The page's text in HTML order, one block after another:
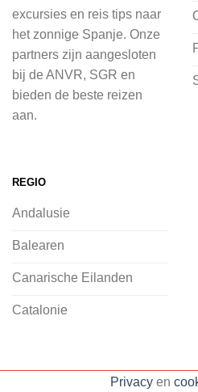
in de natuur.
Bij 2Spanje.nl begint de
voordat je het vliegtuig
inspiratie op te doen
vliegvakantie zoeken
2Spanje.nl, met een
klaarstaat om eventuele
beantwoorden en ervoor
jij met een gerust hart
accommodaties:
excursies en reis tips naar
het zonnige Spanje. Onze
partners zijn aangesloten
bij de ANVR, SGR en
bieden de beste reizen
aan.
REGIO
Andalusie
Balearen
Canarische Eilanden
Catalonie
Privacy en